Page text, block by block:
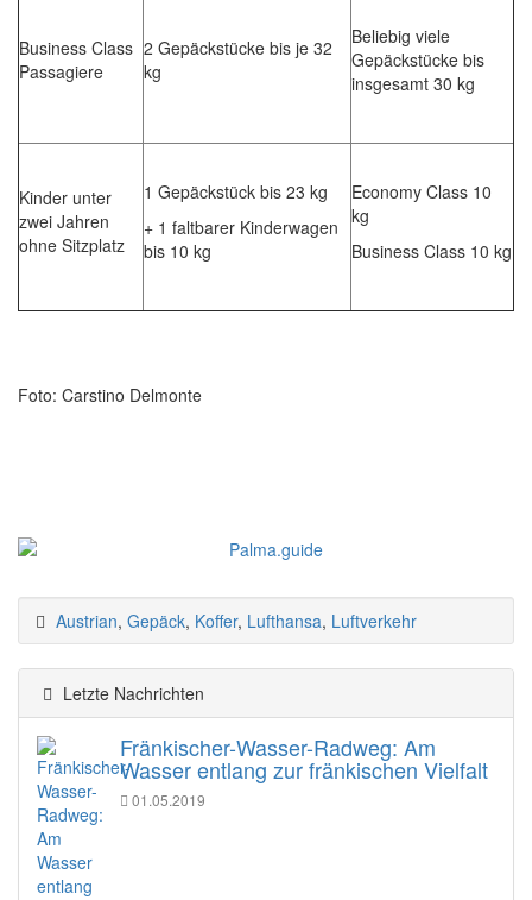
Business Class
Passagiere
2 Gepäckstücke bis je 32
kg
Beliebig viele
Gepäckstücke bis
insgesamt 30 kg
Kinder unter
zwei Jahren
ohne Sitzplatz
1 Gepäckstück bis 23 kg
+ 1 faltbarer Kinderwagen
bis 10 kg
Economy Class 10
kg
Business Class 10 kg
Foto: Carstino Delmonte
Austrian, Gepäck, Koffer, Lufthansa, Luftverkehr
Letzte Nachrichten
Fränkischer-Wasser-Radweg: Am
Wasser entlang zur fränkischen Vielfalt
01.05.2019